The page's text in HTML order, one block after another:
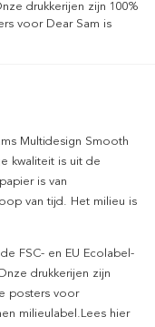
drukkerijen zijn 100%
voor Dear Sam is
Multidesign Smooth
kwaliteit is uit de
is van
van tijd. Het milieu is
FSC- en EU Ecolabel-
drukkerijen zijn
posters voor
milieulabel.Lees hier